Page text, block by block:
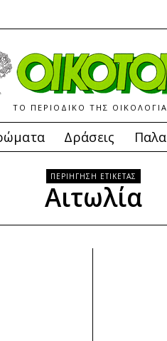
ΤΟ ΠΕΡΙΟΔΙΚΟ ΤΗΣ
Δράσεις
ΠΕΡΙΗΓΗΣΗ ΕΤΙΚΕΤΑΣ
Αιτωλία